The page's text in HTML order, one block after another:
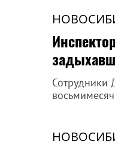
Сотрудники